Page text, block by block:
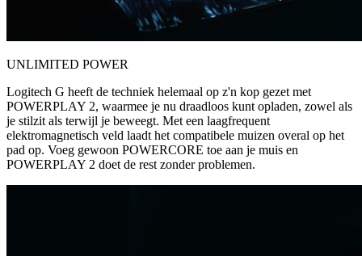
UNLIMITED POWER
Logitech G heeft de techniek helemaal op z'n kop gezet met
POWERPLAY 2, waarmee je nu draadloos kunt opladen, zowel als
je stilzit als terwijl je beweegt. Met een laagfrequent
elektromagnetisch veld laadt het compatibele muizen overal op het
pad op. Voeg gewoon POWERCORE toe aan je muis en
POWERPLAY 2 doet de rest zonder problemen.